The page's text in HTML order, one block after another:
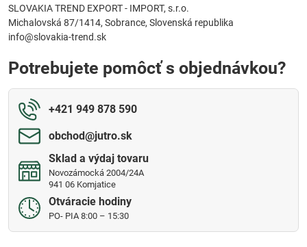
SLOVAKIA TREND EXPORT - IMPORT, s.r.o.
Michalovská 87/1414, Sobrance, Slovenská republika
info@slovakia-trend.sk
Potrebujete pomôcť s objednávkou?
+421 949 878 590
obchod​@jutro​.sk
Sklad a výdaj tovaru
Novozámocká 2004/24A
941 06 Komjatice
Otváracie hodiny
PO- PIA 8:00 – 15:30